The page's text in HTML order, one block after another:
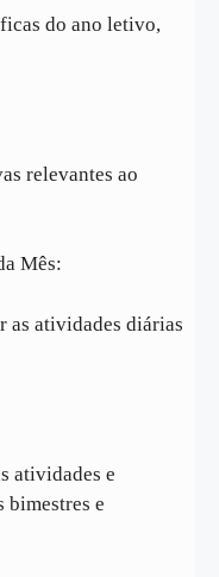
do ano letivo,
relevantes ao
Mês:
as atividades diárias
atividades e
bimestres e